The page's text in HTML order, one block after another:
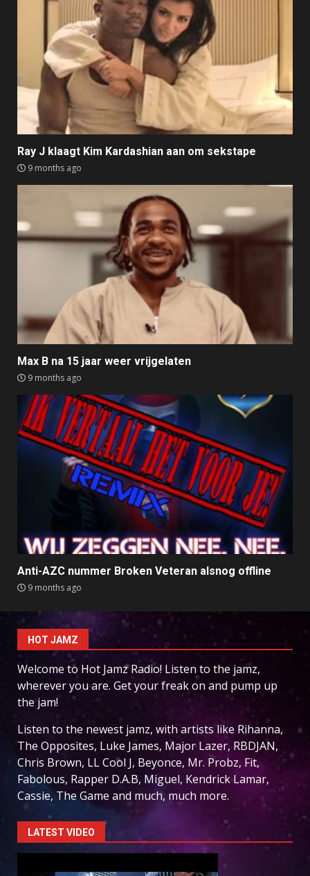
Ray J klaagt Kim Kardashian aan om sekstape
9 months ago
Max B na 15 jaar weer vrijgelaten
9 months ago
Anti-AZC nummer Broken Veteran alsnog offline
9 months ago
HOT JAMZ
Welcome to Hot Jamz Radio! Listen to the jamz,
wherever you are. Get your freak on and pump up
the jam!
Listen to the newest jamz, with artists like Rihanna,
The Opposites, Luke James, Major Lazer, RBDJAN,
Chris Brown, LL Cool J, Beyonce, Mr. Probz, Fit,
Fabolous, Rapper D.A.B, Miguel, Kendrick Lamar,
Cassie, The Game and much, much more.
LATEST VIDEO